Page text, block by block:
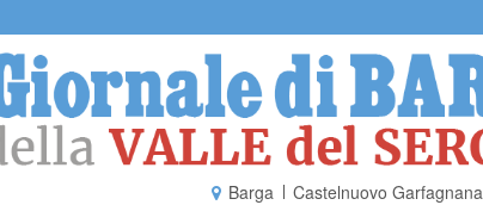
Barga Castelnuovo Garfagnana